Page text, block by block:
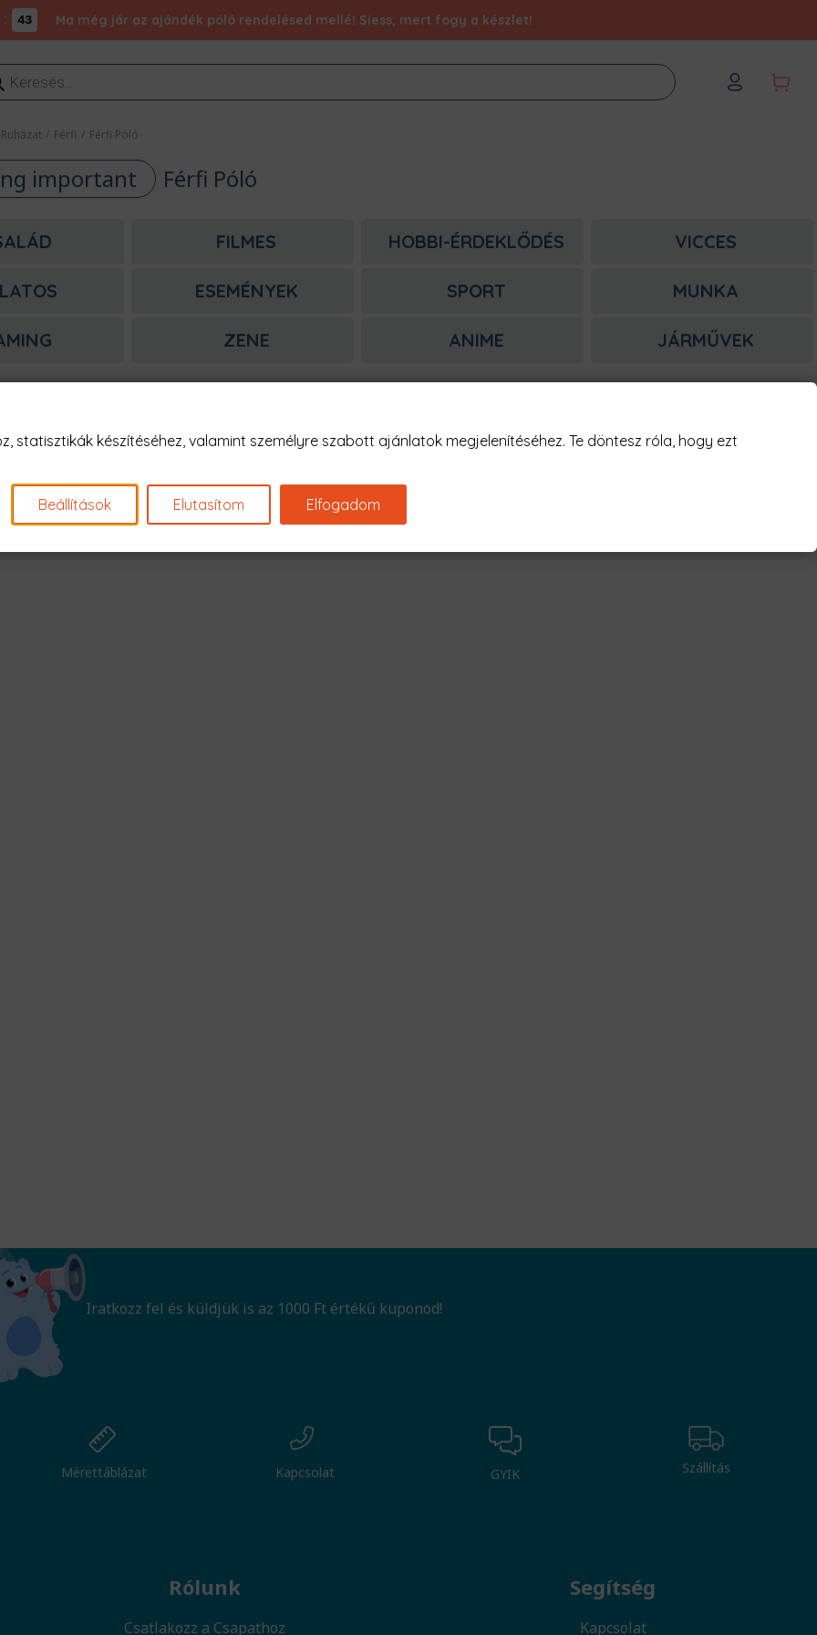
: 43 Ma még jár az ajándék póló rendelésed mellé! Siess, mert fogy a készlet!
Ruházat / Férfi / Férfi Póló
important Férfi Póló
FILMES HOBBI-ÉRDEKLŐDÉS VICCES
ESEMÉNYEK SPORT MUNKA
ZENE ANIME JÁRMŰVEK
Nagyon sajnáljuk! 😥
Nincs találat erre: "learning important Férfi Póló"
Iratkozz fel és küldjük is az 1000 Ft értékű kuponod!
Mérettáblázat Kapcsolat GYIK Szállítás
Rólunk
Csatlakozz a Csapathoz
Segítség
Kapcsolat
statisztikák készítéséhez, valamint személyre szabott ajánlatok megjelenítéséhez. Te döntesz róla, hogy ezt
Beállítások Elutasítom Elfogadom